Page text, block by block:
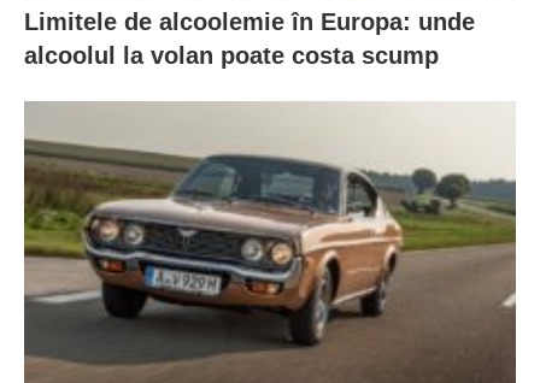
Limitele de alcoolemie în Europa: unde
alcoolul la volan poate costa scump